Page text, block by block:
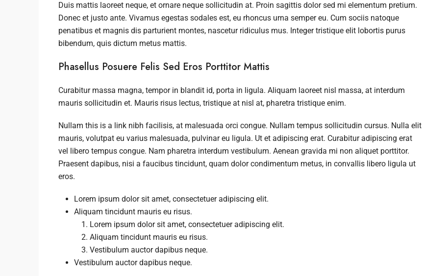
Duis mattis laoreet neque, et ornare neque sollicitudin at. Proin sagittis dolor sed mi elementum pretium.
Donec et justo ante. Vivamus egestas sodales est, eu rhoncus urna semper eu. Cum sociis natoque
penatibus et magnis dis parturient montes, nascetur ridiculus mus. Integer tristique elit lobortis purus
bibendum, quis dictum metus mattis.
Phasellus Posuere Felis Sed Eros Porttitor Mattis
Curabitur massa magna, tempor in blandit id, porta in ligula. Aliquam laoreet nisl massa, at interdum
mauris sollicitudin et. Mauris risus lectus, tristique at nisl at, pharetra tristique enim.
Nullam this is a link nibh facilisis, at malesuada orci congue. Nullam tempus sollicitudin cursus. Nulla elit
mauris, volutpat eu varius malesuada, pulvinar eu ligula. Ut et adipiscing erat. Curabitur adipiscing erat
vel libero tempus congue. Nam pharetra interdum vestibulum. Aenean gravida mi non aliquet porttitor.
Praesent dapibus, nisi a faucibus tincidunt, quam dolor condimentum metus, in convallis libero ligula ut
eros.
Lorem ipsum dolor sit amet, consectetuer adipiscing elit.
Aliquam tincidunt mauris eu risus.
Lorem ipsum dolor sit amet, consectetuer adipiscing elit.
Aliquam tincidunt mauris eu risus.
Vestibulum auctor dapibus neque.
Vestibulum auctor dapibus neque.